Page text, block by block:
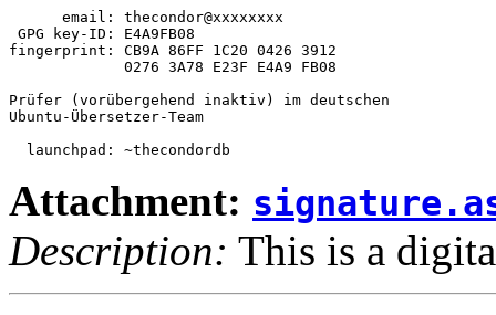
      email: thecondor@xxxxxxxx
GPG key-ID: E4A9FB08
fingerprint: CB9A 86FF 1C20 0426 3912
             0276 3A78 E23F E4A9 FB08
Prüfer (vorübergehend inaktiv) im deutschen
Ubuntu-Übersetzer-Team
Attachment:
Description: This is a